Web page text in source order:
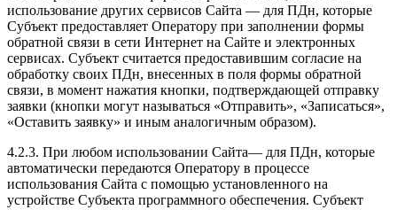
использование других сервисов Сайта — для ПДн, которые
Субъект предоставляет Оператору при заполнении формы
обратной связи в сети Интернет на Сайте и электронных
сервисах. Субъект считается предоставившим согласие на
обработку своих ПДн, внесенных в поля формы обратной
связи, в момент нажатия кнопки, подтверждающей отправку
заявки (кнопки могут называться «Отправить», «Записаться»,
«Оставить заявку» и иным аналогичным образом).
4.2.3. При любом использовании Сайта— для ПДн, которые
автоматически передаются Оператору в процессе
использования Сайта с помощью установленного на
устройстве Субъекта программного обеспечения. Субъект